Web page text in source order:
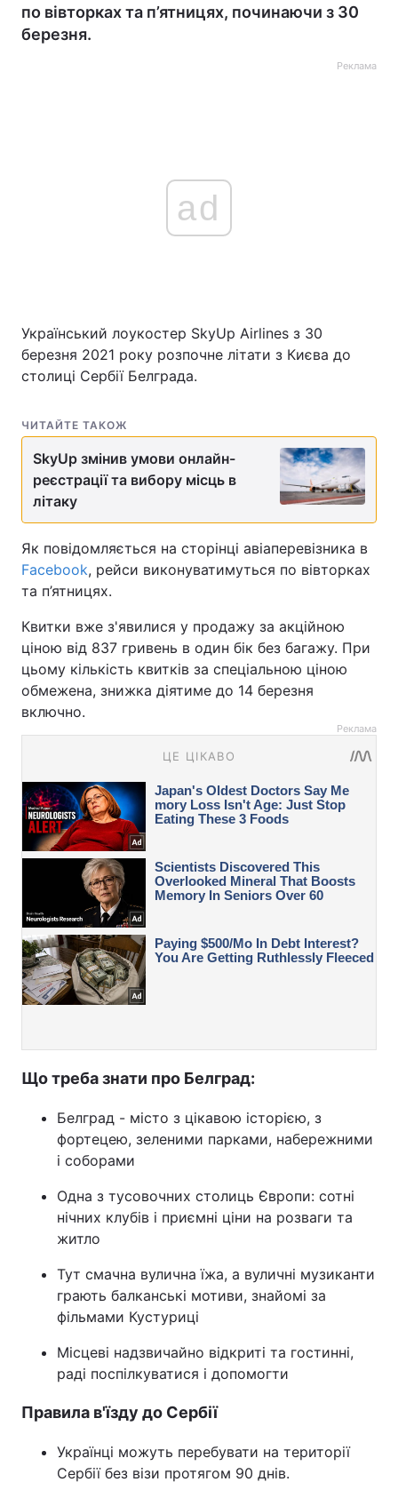
по вівторках та п’ятницях, починаючи з 30
березня.
Реклама
ad
Український лоукостер SkyUp Airlines з 30
березня 2021 року розпочне літати з Києва до
столиці Сербії Белграда.
ЧИТАЙТЕ ТАКОЖ
SkyUp змінив умови онлайн-
реєстрації та вибору місць в
літаку
Як повідомляється на сторінці авіаперевізника в
Facebook, рейси виконуватимуться по вівторках
та п’ятницях.
Квитки вже з'явилися у продажу за акційною
ціною від 837 гривень в один бік без багажу. При
цьому кількість квитків за спеціальною ціною
обмежена, знижка діятиме до 14 березня
включно.
Реклама
Що треба знати про Белград:
Белград - місто з цікавою історією, з
фортецею, зеленими парками, набережними
і соборами
Одна з тусовочних столиць Європи: сотні
нічних клубів і приємні ціни на розваги та
житло
Тут смачна вулична їжа, а вуличні музиканти
грають балканські мотиви, знайомі за
фільмами Кустуриці
Місцеві надзвичайно відкриті та гостинні,
раді поспілкуватися і допомогти
Правила в'їзду до Сербії
Українці можуть перебувати на території
Сербії без візи протягом 90 днів.